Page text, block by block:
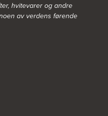
hvitevarer og andre
av verdens førende